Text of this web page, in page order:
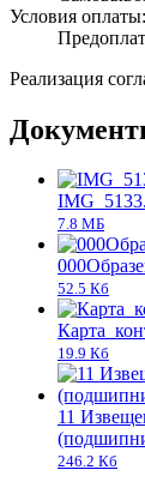
Условия оплаты:
Реализация
7.8 MБ
52.5 Кб
19.9 Кб
11
246.2 Кб